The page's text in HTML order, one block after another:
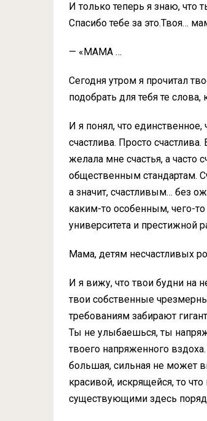
И только теперь я знаю, что
Спасибо тебе за это.Твоя…
— «МАМА …
Сегодня утром я прочитал
подобрать для тебя те
И я понял, что
счастлива. Просто
желала мне счастья, а часто
общественным стандартам.
а значит, счастливым… без
каким-то особенным, чего-
университета и престижной
Мама, детям несчастливых
И я вижу, что твои будни на
твои собственные
требованиям забирают
Ты не улыбаешься, ты
твоего напряженного
большая, сильная не может
красивой, искрящейся, то
существующими здесь